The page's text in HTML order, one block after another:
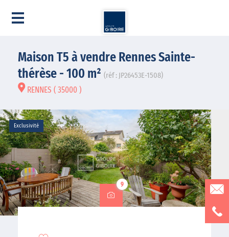
Maison T5 à vendre Rennes Sainte-
thérèse - 100 m² (réf : JP26453E-1508)
RENNES ( 35000 )
Exclusivité
9